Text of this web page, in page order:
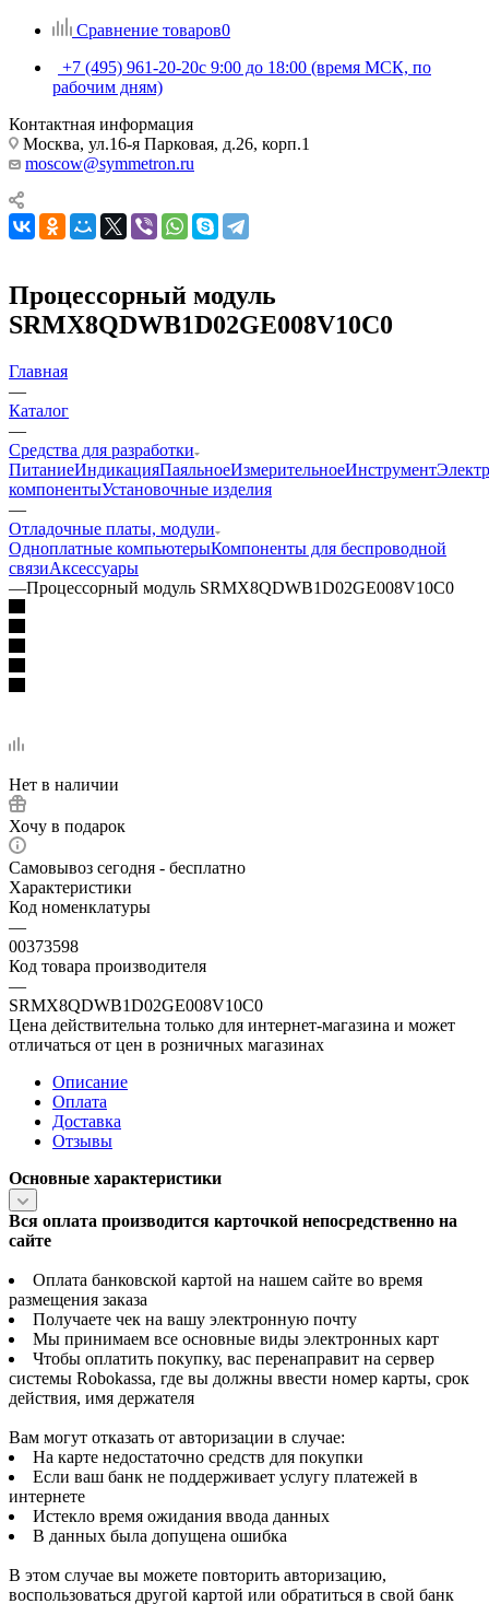
Сравнение товаров0
+7 (495) 961-20-20с 9:00 до 18:00 (время МСК, по
рабочим дням)
Контактная информация
Москва, ул.16-я Парковая, д.26, корп.1
moscow@symmetron.ru
Процессорный модуль
SRMX8QDWB1D02GE008V10C0
Главная
—
Каталог
—
Средства для разработки
ПитаниеИндикацияПаяльноеИзмерительноеИнструмент
компонентыУстановочные изделия
—
Отладочные платы, модули
Одноплатные компьютерыКомпоненты для беспроводной
связиАксессуары
—Процессорный модуль SRMX8QDWB1D02GE008V10C0
Нет в наличии
Хочу в подарок
Самовывоз сегодня - бесплатно
Характеристики
Код номенклатуры
—
00373598
Код товара производителя
—
SRMX8QDWB1D02GE008V10C0
Цена действительна только для интернет-магазина и может
отличаться от цен в розничных магазинах
Описание
Оплата
Доставка
Отзывы
Основные характеристики
Вся оплата производится карточкой непосредственно на
сайте
Оплата банковской картой на нашем сайте во время
размещения заказа
Получаете чек на вашу электронную почту
Мы принимаем все основные виды электронных карт
Чтобы оплатить покупку, вас перенаправит на сервер
системы Robokassa, где вы должны ввести номер карты, срок
действия, имя держателя
Вам могут отказать от авторизации в случае:
На карте недостаточно средств для покупки
Если ваш банк не поддерживает услугу платежей в
интернете
Истекло время ожидания ввода данных
В данных была допущена ошибка
В этом случае вы можете повторить авторизацию,
воспользоваться другой картой или обратиться в свой банк